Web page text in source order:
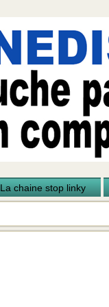
La chaine stop linky